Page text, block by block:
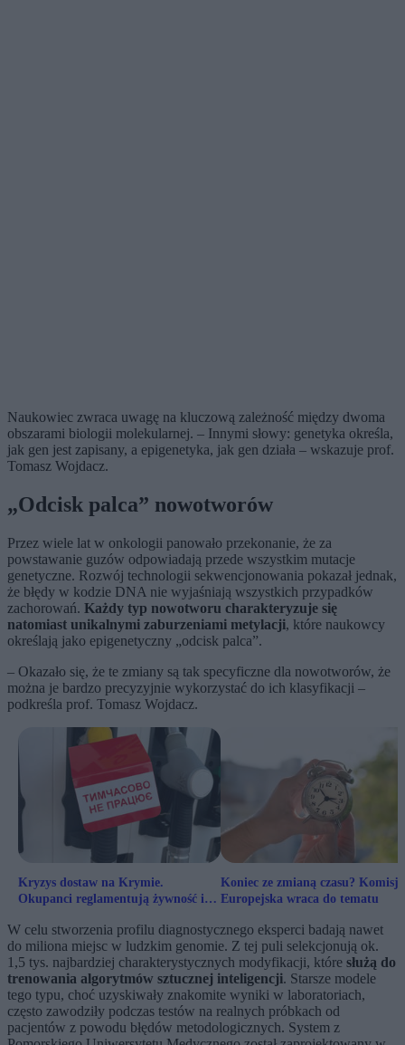
Naukowiec zwraca uwagę na kluczową zależność między dwoma
obszarami biologii molekularnej. – Innymi słowy: genetyka określa,
jak gen jest zapisany, a epigenetyka, jak gen działa – wskazuje prof.
Tomasz Wojdacz.
„Odcisk palca” nowotworów
Przez wiele lat w onkologii panowało przekonanie, że za
powstawanie guzów odpowiadają przede wszystkim mutacje
genetyczne. Rozwój technologii sekwencjonowania pokazał jednak,
że błędy w kodzie DNA nie wyjaśniają wszystkich przypadków
zachorowań. Każdy typ nowotworu charakteryzuje się
natomiast unikalnymi zaburzeniami metylacji, które naukowcy
określają jako epigenetyczny „odcisk palca”.
– Okazało się, że te zmiany są tak specyficzne dla nowotworów, że
można je bardzo precyzyjnie wykorzystać do ich klasyfikacji –
podkreśla prof. Tomasz Wojdacz.
Kryzys dostaw na Krymie.
Okupanci reglamentują żywność i
Koniec ze zmianą czasu? Komisja
Europejska wraca do tematu
W celu stworzenia profilu diagnostycznego eksperci badają nawet
do miliona miejsc w ludzkim genomie. Z tej puli selekcjonują ok.
1,5 tys. najbardziej charakterystycznych modyfikacji, które służą do
trenowania algorytmów sztucznej inteligencji. Starsze modele
tego typu, choć uzyskiwały znakomite wyniki w laboratoriach,
często zawodziły podczas testów na realnych próbkach od
pacjentów z powodu błędów metodologicznych. System z